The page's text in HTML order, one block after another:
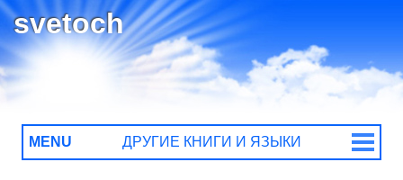
svetoch
MENU ДРУГИЕ КНИГИ И ЯЗЫКИ
ДРУГИЕ КНИГИ
Общечеловеческая Истина